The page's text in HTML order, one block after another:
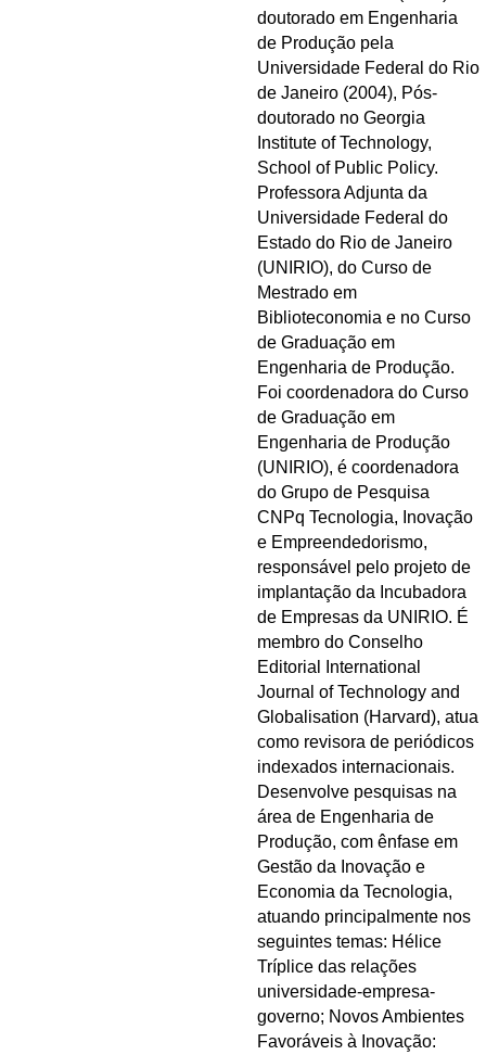
doutorado em Engenharia
de Produção pela
Universidade Federal do Rio
de Janeiro (2004), Pós-
doutorado no Georgia
Institute of Technology,
School of Public Policy.
Professora Adjunta da
Universidade Federal do
Estado do Rio de Janeiro
(UNIRIO), do Curso de
Mestrado em
Biblioteconomia e no Curso
de Graduação em
Engenharia de Produção.
Foi coordenadora do Curso
de Graduação em
Engenharia de Produção
(UNIRIO), é coordenadora
do Grupo de Pesquisa
CNPq Tecnologia, Inovação
e Empreendedorismo,
responsável pelo projeto de
implantação da Incubadora
de Empresas da UNIRIO. É
membro do Conselho
Editorial International
Journal of Technology and
Globalisation (Harvard), atua
como revisora de periódicos
indexados internacionais.
Desenvolve pesquisas na
área de Engenharia de
Produção, com ênfase em
Gestão da Inovação e
Economia da Tecnologia,
atuando principalmente nos
seguintes temas: Hélice
Tríplice das relações
universidade-empresa-
governo; Novos Ambientes
Favoráveis à Inovação: